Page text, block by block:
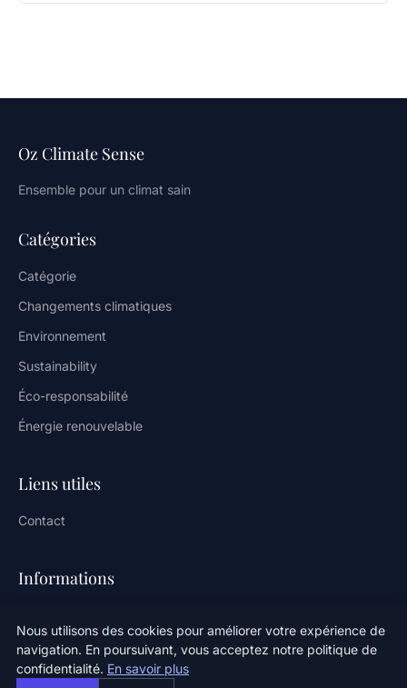
Oz Climate Sense
Ensemble pour un climat sain
Catégories
Catégorie
Changements climatiques
Environnement
Sustainability
Éco-responsabilité
Énergie renouvelable
Liens utiles
Contact
Informations
Nous utilisons des cookies pour améliorer votre expérience de
navigation. En poursuivant, vous acceptez notre politique de
confidentialité. En savoir plus